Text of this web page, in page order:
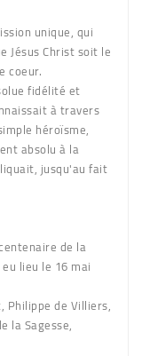
unique, qui
Jésus Christ soit le
coeur.
fidélité et
à travers
héroïsme,
absolu à la
jusqu'au fait
de la
lieu le 16 mai
Philippe de Villiers,
la Sagesse,